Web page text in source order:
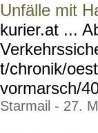
Unfälle mit
kurier.at ...
t/chronik/
vormarsch/
Starmail - 27.